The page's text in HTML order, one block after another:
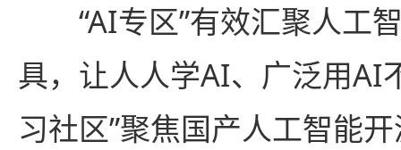
“AI专区”有效汇聚人工
具，让人人学AI、广泛用AI
习社区”聚焦国产人工智能